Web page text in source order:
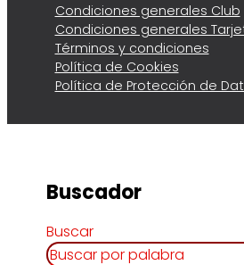
Condiciones generales Club
Condiciones generales
Términos y condiciones
Política de Cookies
Política de Protección de
Buscador
Buscar